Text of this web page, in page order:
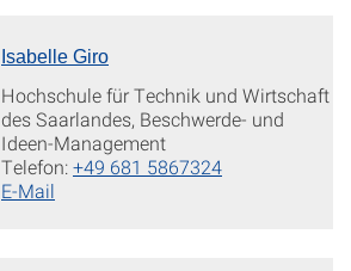
Isabelle Giro
Hochschule für Technik und Wirtschaft
des Saarlandes, Beschwerde- und
Ideen-Management
Telefon:+49 681 5867324
E-Mail